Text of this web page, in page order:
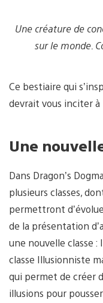
Une créature de
sur le monde.
Ce bestiaire qui
devrait vous inciter à
Une
Dans Dragon’s
plusieurs classes,
permettront
de la présentation
une nouvelle classe :
classe Illusionniste
qui permet de créer
illusions pour